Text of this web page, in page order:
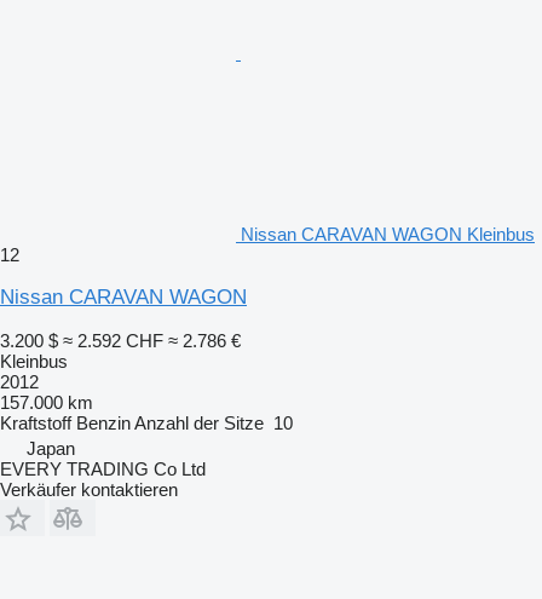
Nissan CARAVAN WAGON Kleinbus
12
Nissan CARAVAN WAGON
3.200 $ ≈ 2.592 CHF ≈ 2.786 €
Kleinbus
2012
157.000 km
Kraftstoff BenzinAnzahl der Sitze 10
Japan
EVERY TRADING Co Ltd
Verkäufer kontaktieren